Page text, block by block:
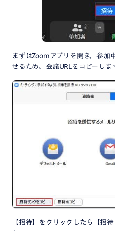
まずはZoomアプリを開き、参加
せるため、会議URLをコピーしま
【招待】をクリックしたら【招